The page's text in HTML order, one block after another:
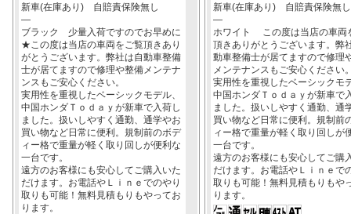
新車(在庫あり) 自賠責保険無し
―
ブラック 少量入荷ですのでお早めに
★この度は当店の車両をご覧頂きあり
がとうございます。弊社は自動車整備
士が居てますので修理や整備メンテナ
ンスもご安心ください。
実用性を重視したベーシックモデル、
中国ホンダＴｏｄａｙが新車で入荷し
ました。扱いしやすく通勤、通学やお
買い物など日常に便利。規制前のボデ
ィー格で重量が軽く取り回しが便利な
一台です。
遠方のお客様にも安心してご購入いた
だけます。お電話やＬｉｎｅでのやり
取りも可能！無料見積もりもやってお
ります。
新車(在庫あり) 自賠責保険無し
―
ホワイト この度は当店の車両
頂きありがとうございます。弊
動車整備士が居てますので修理
メンテナンスもご安心ください
実用性を重視したベーシックモ
中国ホンダＴｏｄａｙが新車で
ました。扱いしやすく通勤、通
買い物など日常に便利。規制前
ィー格で重量が軽く取り回しが
一台です。
遠方のお客様にも安心してご購
だけます。お電話やＬｉｎｅで
取りも可能！無料見積もりもや
ります。